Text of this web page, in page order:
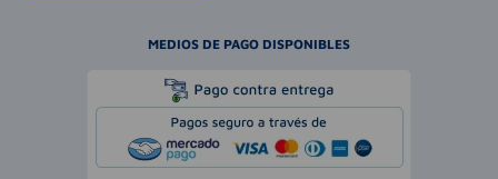
MEDIOS DE PAGO DISPONIBLES